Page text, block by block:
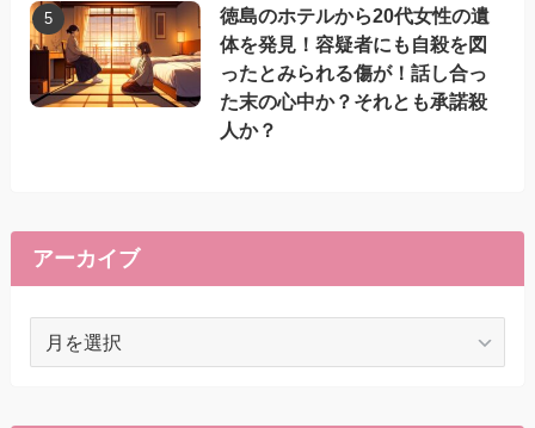
徳島のホテルから20代女性の遺
体を発見！容疑者にも自殺を図
ったとみられる傷が！話し合っ
た末の心中か？それとも承諾殺
人か？
アーカイブ